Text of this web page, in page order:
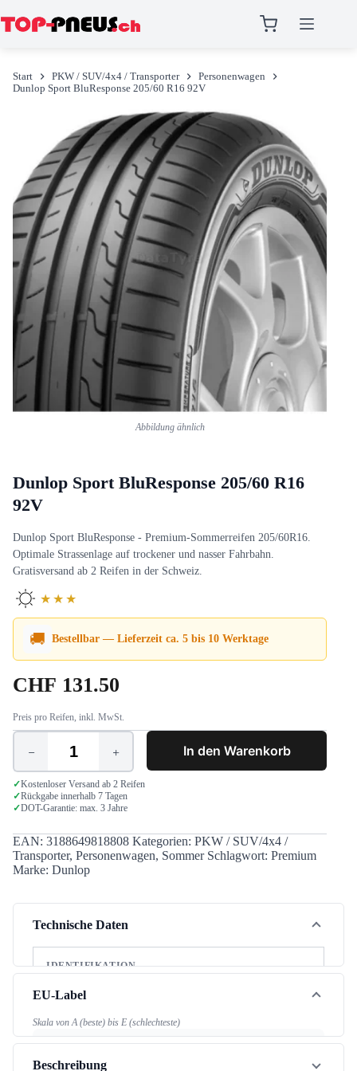
springen
Start PKW / SUV/4x4 / Transporter
Personenwagen
Dunlop Sport BluResponse 205/60 R16 92V
Abbildung ähnlich
Dunlop Sport BluResponse 205/60 R16
92V
Dunlop Sport BluResponse - Premium-Sommerreifen 205/60R16.
Optimale Strassenlage auf trockener und nasser Fahrbahn.
Gratisversand ab 2 Reifen in der Schweiz.
★★★
🚚 Bestellbar — Lieferzeit ca. 5 bis 10 Werktage
CHF 131.50
Preis pro Reifen, inkl. MwSt.
Dunlop
Sport
BluResponse
205/60
R16
Menge
In den Warenkorb
✓Kostenloser Versand ab 2 Reifen
✓Rückgabe innerhalb 7 Tagen
✓DOT-Garantie: max. 3 Jahre
EAN: 3188649818808 Kategorien: PKW / SUV/4x4 /
Transporter, Personenwagen, Sommer Schlagwort: Premium
Marke: Dunlop
Technische Daten
IDENTIFIKATION
Marke
Modell Sport BluResponse
Jahreszeit Sommer
EU-Label
Skala von A (beste) bis E (schlechteste)
Kraftstoffeffizienz
B
Beschreibung